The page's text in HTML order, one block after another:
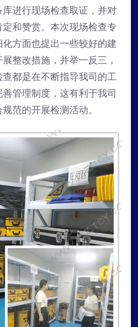
进行现场检查取证，并对
和赞赏。本次现场检查专
方面也提出一些较好的建
整改措施，并举一反三，
都是在不断指导我司的工
管理制度，这有利于我司
范的开展检测活动。